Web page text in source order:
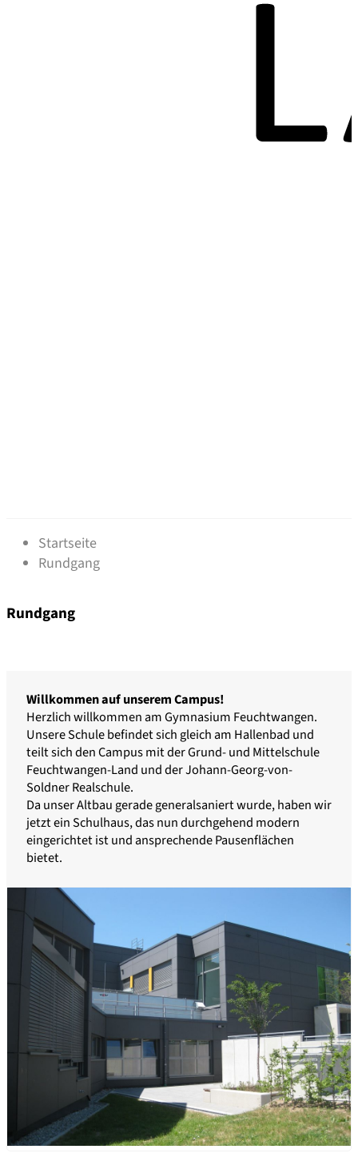
Rundgang
Startseite
Rundgang
Rundgang
Willkommen auf unserem Campus!
Herzlich willkommen am Gymnasium Feuchtwangen.
Unsere Schule befindet sich gleich am Hallenbad und
teilt sich den Campus mit der Grund- und Mittelschule
Feuchtwangen-Land und der Johann-Georg-von-
Soldner Realschule.
Da unser Altbau gerade generalsaniert wurde, haben wir
jetzt ein Schulhaus, das nun durchgehend modern
eingerichtet ist und ansprechende Pausenflächen
bietet.